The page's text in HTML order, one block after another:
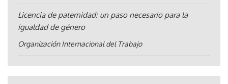
Licencia de paternidad: un paso necesario para la
igualdad de género
Organización Internacional del Trabajo